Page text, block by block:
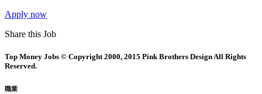
Apply now
Share this Job
Top Money Jobs © Copyright 2000, 2015 Pink Brothers Design All Rights
Reserved.
職業